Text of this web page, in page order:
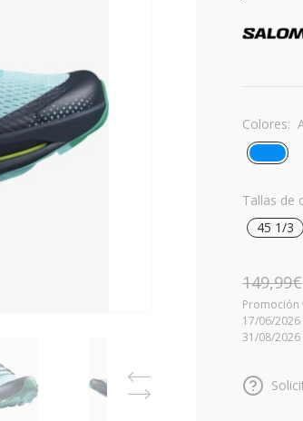
Colores:
Tallas de
45 1/3
149,99€
Promoción
17/06/2026
31/08/2026